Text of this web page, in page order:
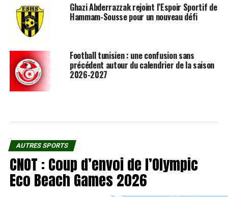
Ghazi Abderrazzak rejoint l’Espoir Sportif de
Hammam-Sousse pour un nouveau défi
Football tunisien : une confusion sans
précédent autour du calendrier de la saison
2026-2027
AUTRES SPORTS
CNOT : Coup d’envoi de l’Olympic
Eco Beach Games 2026